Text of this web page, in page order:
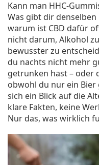
Kann man HHC-
Was gibt dir denselben
warum ist CBD dafür
nicht darum, Alkohol
bewusster zu
du nachts nicht mehr
getrunken hast – oder
obwohl du nur ein
sich ein Blick auf die
klare Fakten, keine
Nur das, was wirklich